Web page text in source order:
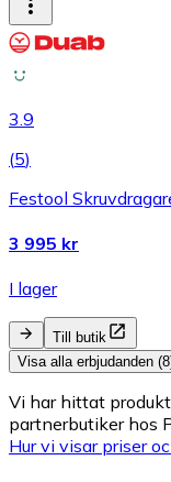
3.9
(5)
Festool
3 995 kr
I lager
Till butik
Visa alla erbjudanden
Vi har hittat
partnerbutiker hos
Hur vi visar priser